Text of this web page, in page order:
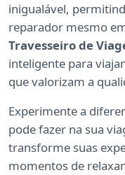
inigualável,
reparador mesmo
Travesseiro de
inteligente para
que valorizam a
Experimente a
pode fazer na sua
transforme suas
momentos de